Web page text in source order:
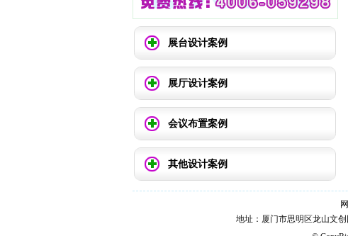
展台设计案例
展厅设计案例
会议布置案例
其他设计案例
地址：厦门市思明区龙山文创